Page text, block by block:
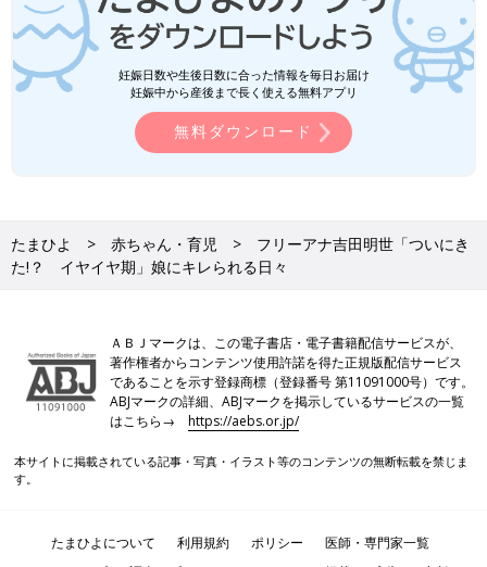
妊娠日数や生後日数に合った情報を毎日お届け
妊娠中から産後まで長く使える無料アプリ
無料ダウンロード
たまひよ 赤ちゃん・育児
フリーアナ吉田明世「ついにき
た!？ イヤイヤ期」娘にキレられる日々
ＡＢＪマークは、この電子書店・電子書籍配信サービスが、
著作権者からコンテンツ使用許諾を得た正規版配信サービス
であることを示す登録商標（登録番号 第11091000号）です。
ABJマークの詳細、ABJマークを掲示しているサービスの一覧
はこちら→https://aebs.or.jp/
本サイトに掲載されている記事・写真・イラスト等のコンテンツの無断転載を禁じま
す。
たまひよについて 利用規約 ポリシー
医師・専門家一覧